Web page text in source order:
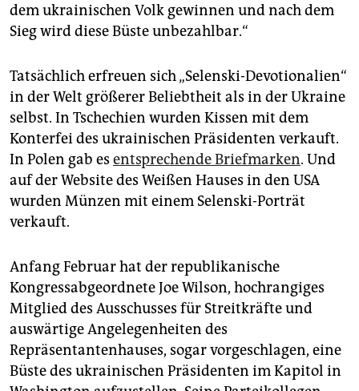
dem ukrainischen Volk gewinnen und nach dem
Sieg wird diese Büste unbezahlbar.“
Tatsächlich erfreuen sich „Selenski-Devotionalien“
in der Welt größerer Beliebtheit als in der Ukraine
selbst. In Tschechien wurden Kissen mit dem
Konterfei des ukrainischen Präsidenten verkauft.
In Polen gab es entsprechende Briefmarken. Und
auf der Website des Weißen Hauses in den USA
wurden Münzen mit einem Selenski-Porträt
verkauft.
Anfang Februar hat der republikanische
Kongressabgeordnete Joe Wilson, hochrangiges
Mitglied des Ausschusses für Streitkräfte und
auswärtige Angelegenheiten des
Repräsentantenhauses, sogar vorgeschlagen, eine
Büste des ukrainischen Präsidenten im Kapitol in